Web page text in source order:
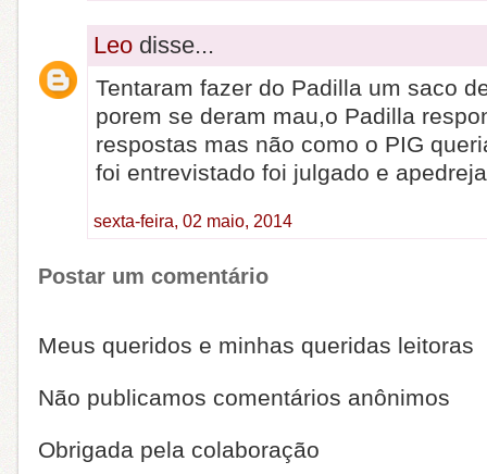
Leo disse...
Tentaram fazer do Padilla um saco
porem se deram mau,o Padilla
respostas mas não como o PIG
foi entrevistado foi julgado e
sexta-feira, 02 maio, 2014
Postar um comentário
Meus queridos e minhas queridas leitoras
Não publicamos comentários anônimos
Obrigada pela colaboração